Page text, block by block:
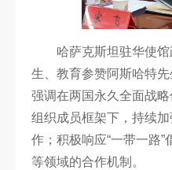
哈萨克斯坦驻华使
生、教育参赞阿斯哈特
强调在两国永久全面战
组织成员框架下，持续
作；积极响应“一带一路
等领域的合作机制。